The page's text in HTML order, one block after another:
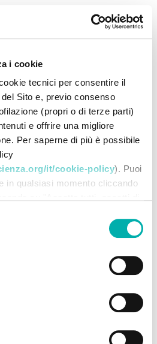
i cookie
tecnici per consentire il
Sito e, previo consenso
(propri o di terze parti)
e offrire una migliore
Per saperne di più è possibile
it/cookie-policy). Puoi
in qualsiasi momento cliccando
di voler procedere
prescelti, disabilitando tutti gli
procedi nella navigazione